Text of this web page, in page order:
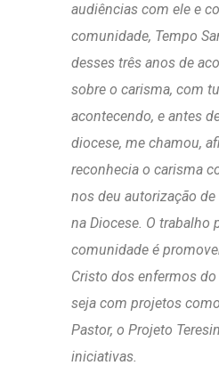
audiências com ele e
comunidade, Tempo
desses três anos de
sobre o carisma, com
acontecendo, e antes
diocese, me chamou,
reconhecia o carisma
nos deu autorização
na Diocese. O trabalho
comunidade é
Cristo dos enfermos
seja com projetos
Pastor, o Projeto
iniciativas.